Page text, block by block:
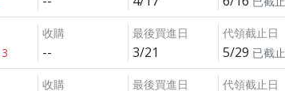
3
收購
--
最後買進日
3/21
代領截止日
5/29 已截止
收購 最後買進日 代領截止日